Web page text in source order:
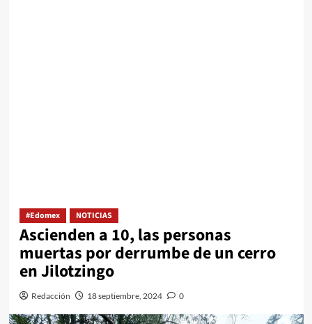
#Edomex NOTICIAS
Ascienden a 10, las personas
muertas por derrumbe de un cerro
en Jilotzingo
Redacción 18 septiembre, 2024 0